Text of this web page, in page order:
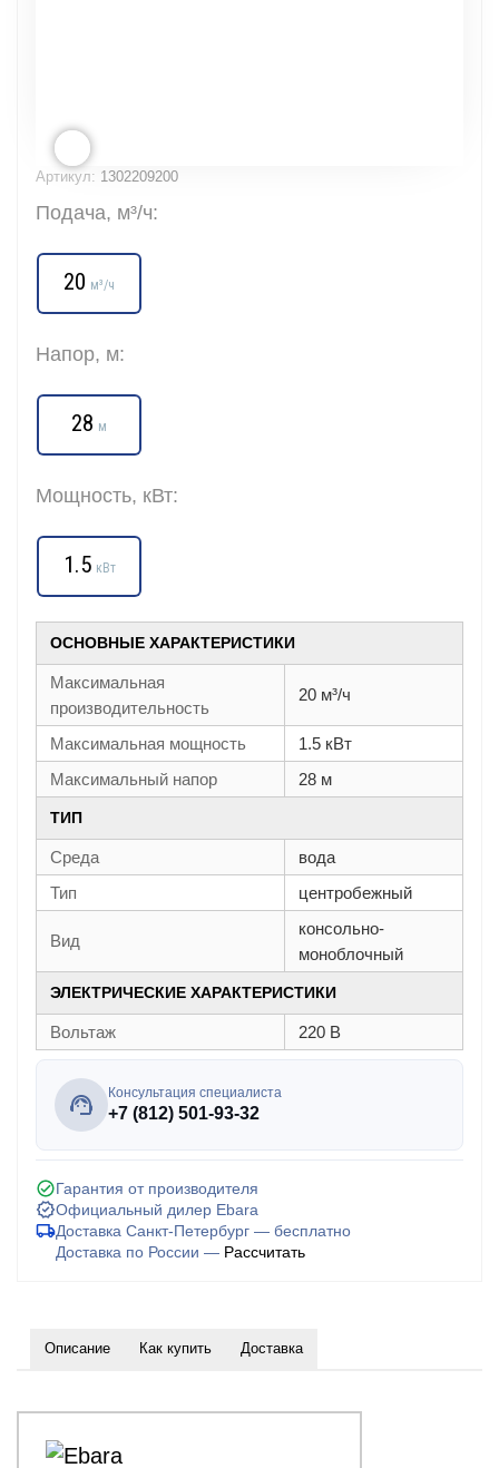
Артикул: 1302209200
Подача, м³/ч:
20 м³/ч
Напор, м:
28 м
Мощность, кВт:
1.5 кВт
ОСНОВНЫЕ ХАРАКТЕРИСТИКИ
Максимальная
производительность
20 м³/ч
Максимальная мощность
1.5 кВт
Максимальный напор
28 м
ТИП
Среда
вода
Тип
центробежный
Вид
консольно-
моноблочный
ЭЛЕКТРИЧЕСКИЕ ХАРАКТЕРИСТИКИ
Вольтаж 220 В
Консультация специалиста
+7 (812) 501-93-32
Гарантия от производителя
Официальный дилер Ebara
Доставка Санкт-Петербург — бесплатно
Доставка по России — Рассчитать
Описание Как купить Доставка